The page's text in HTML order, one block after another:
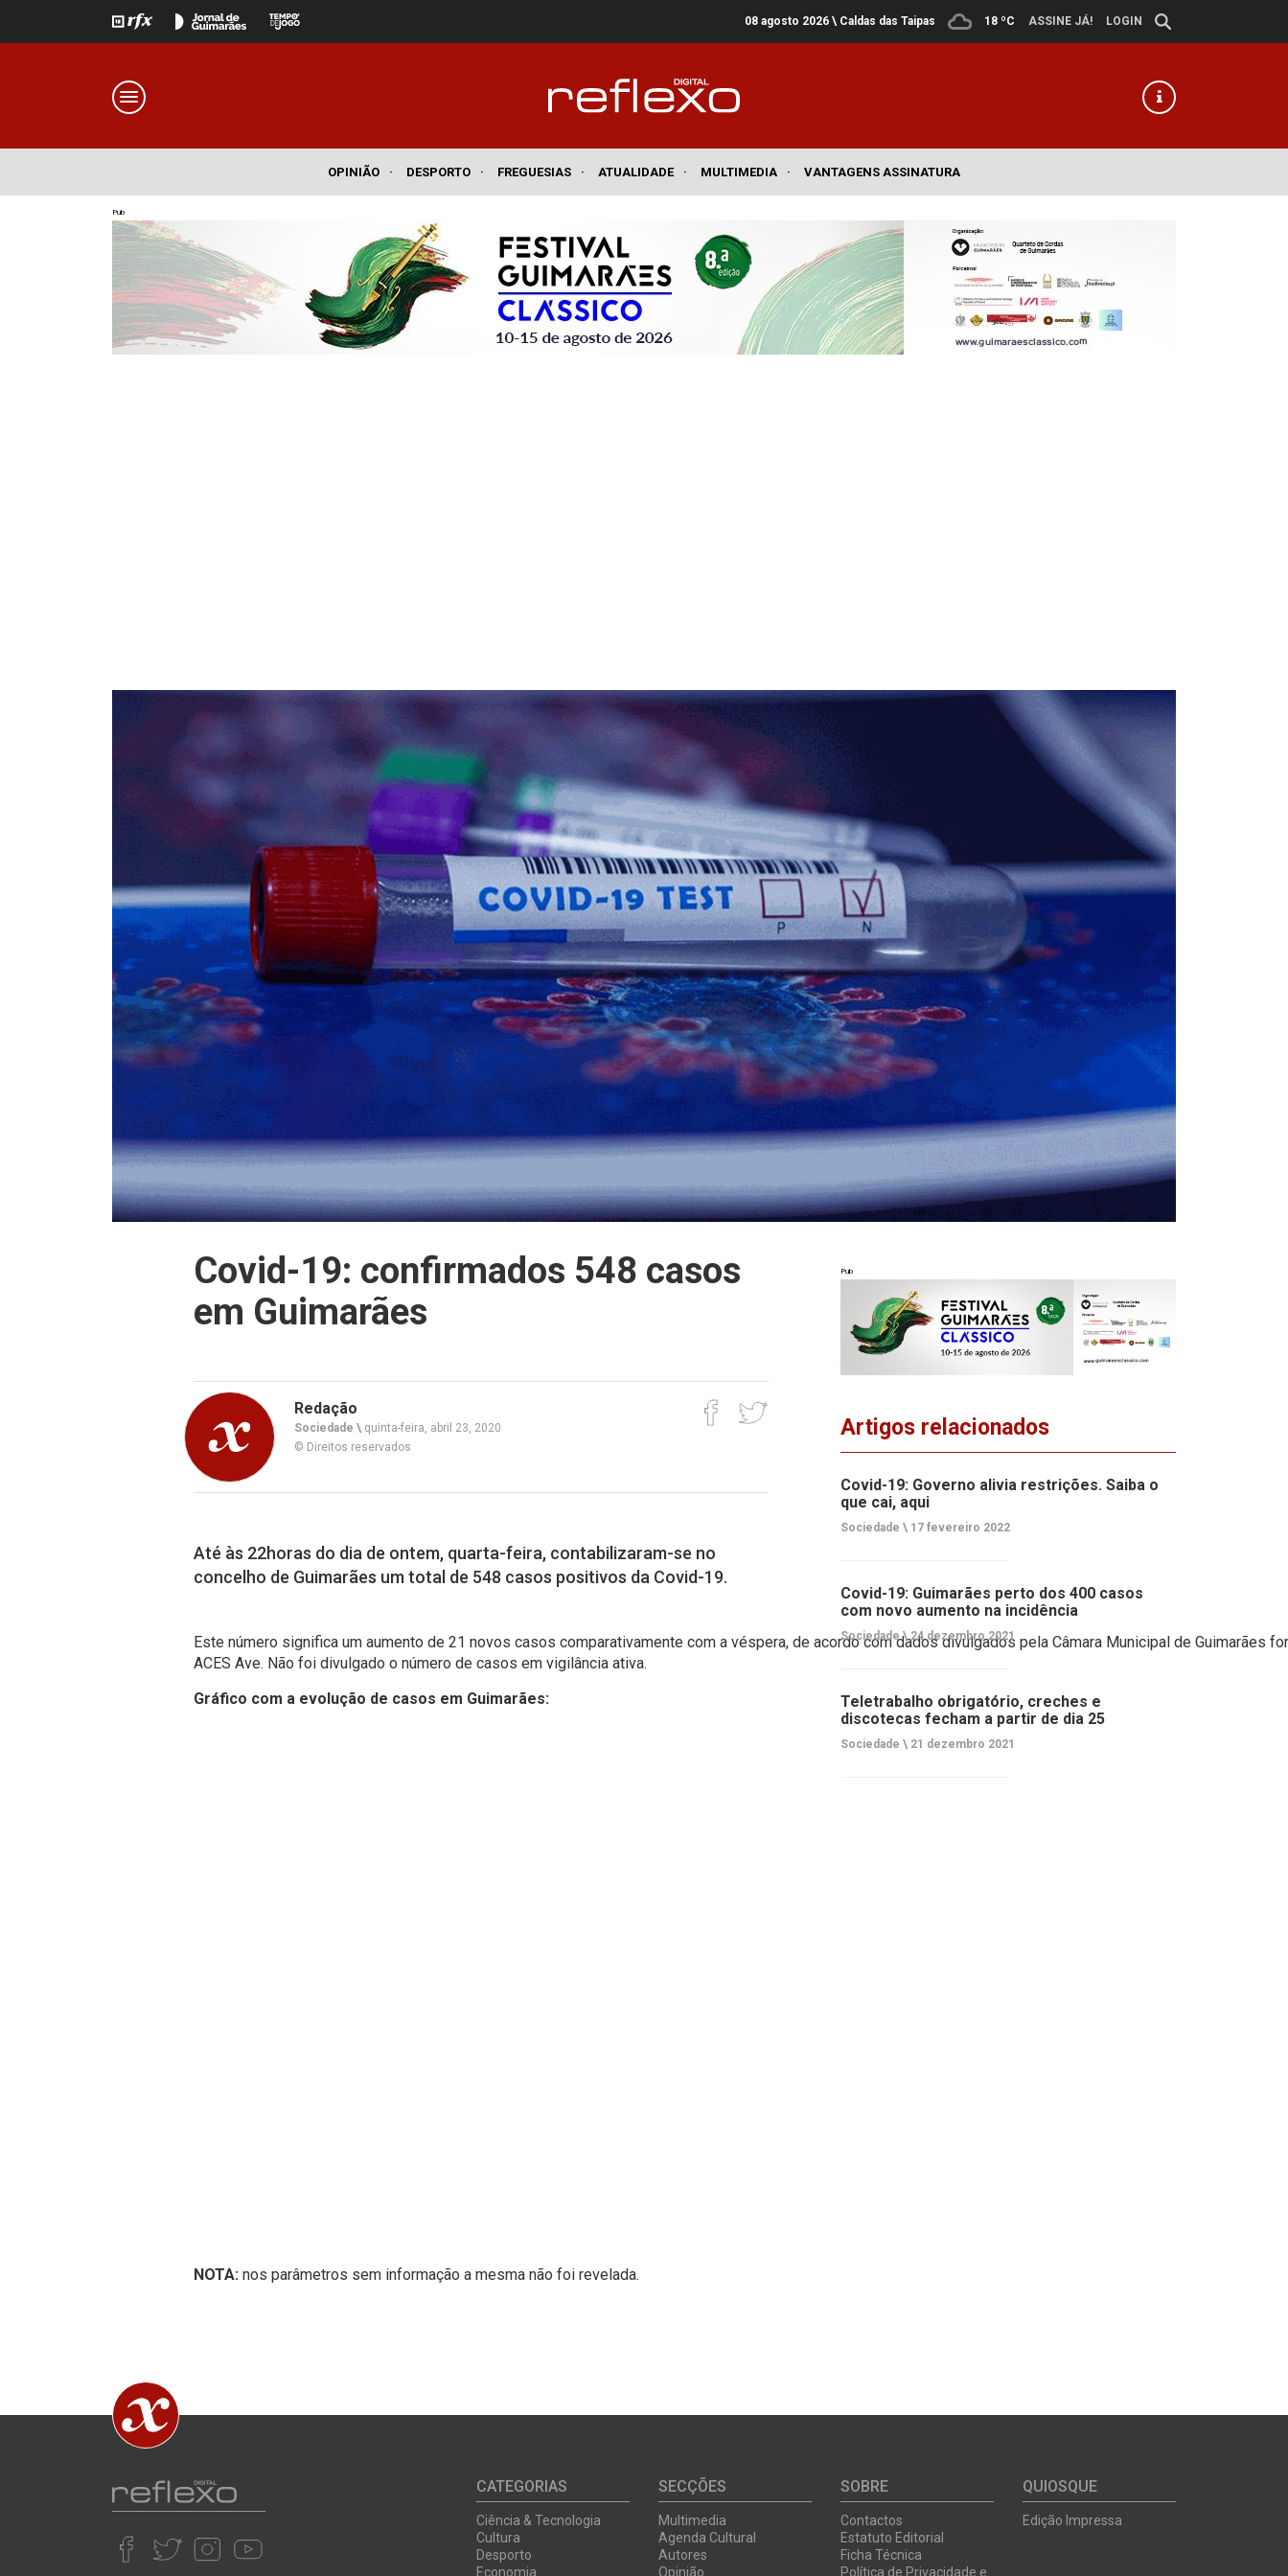
08 agosto 2026 \ Caldas das Taipas 18 ºC ASSINE JÁ! LOGIN
OPINIÃO · DESPORTO · FREGUESIAS · ATUALIDADE · MULTIMEDIA · VANTAGENS ASSINATURA
Pub
Covid-19: confirmados 548 casos
em Guimarães
Redação
Sociedade \ quinta-feira, abril 23, 2020
© Direitos reservados
Até às 22horas do dia de ontem, quarta-feira, contabilizaram-se no
concelho de Guimarães um total de 548 casos positivos da Covid-19.
Este número significa um aumento de 21 novos casos comparativamente com a véspera, de acordo com dados divulgados pela Câmara Municipal de Guimarães
ACES Ave. Não foi divulgado o número de casos em vigilância ativa.
Gráfico com a evolução de casos em Guimarães:
NOTA: nos parâmetros sem informação a mesma não foi revelada.
Pub
Artigos relacionados
Covid-19: Governo alivia restrições. Saiba o
que cai, aqui
Sociedade \ 17 fevereiro 2022
Covid-19: Guimarães perto dos 400 casos
com novo aumento na incidência
Sociedade \24 dezembro 2021
Teletrabalho obrigatório, creches e
discotecas fecham a partir de dia 25
Sociedade \ 21 dezembro 2021
CATEGORIAS
Ciência & Tecnologia
Cultura
Desporto
Economia
SECÇÕES
Multimedia
Agenda Cultural
Autores
Opinião
SOBRE
Contactos
Estatuto Editorial
Ficha Técnica
Política de Privacidade e
QUIOSQUE
Edição Impressa